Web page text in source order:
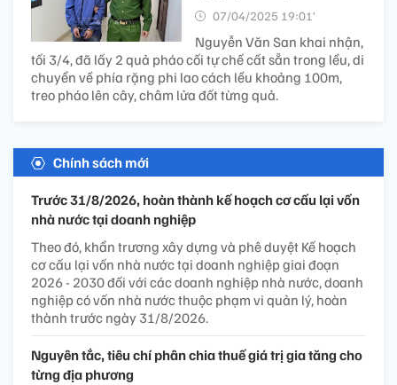
07/04/2025 19:01’
Nguyễn Văn San khai nhận,
tối 3/4, đã lấy 2 quả pháo cối tự chế cất sẵn trong lều, di
chuyển về phía rặng phi lao cách lều khoảng 100m,
treo pháo lên cây, châm lửa đốt từng quả.
Chính sách mới
Trước 31/8/2026, hoàn thành kế hoạch cơ cấu lại vốn
nhà nước tại doanh nghiệp
Theo đó, khẩn trương xây dựng và phê duyệt Kế hoạch
cơ cấu lại vốn nhà nước tại doanh nghiệp giai đoạn
2026 - 2030 đối với các doanh nghiệp nhà nước, doanh
nghiệp có vốn nhà nước thuộc phạm vi quản lý, hoàn
thành trước ngày 31/8/2026.
Nguyên tắc, tiêu chí phân chia thuế giá trị gia tăng cho
từng địa phương